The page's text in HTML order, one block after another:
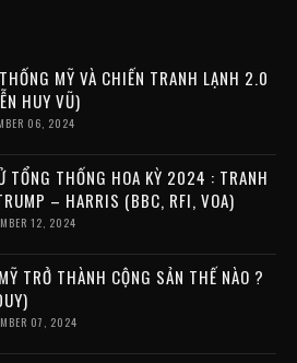
MỸ VÀ CHIẾN TRANH LẠNH 2.0
HUY VŨ)
06, 2024
TỔNG THỐNG HOA KỲ 2024 : TRANH
– HARRIS (BBC, RFI, VOA)
12, 2024
TRỞ THÀNH CỘNG SẢN THẾ NÀO ?
07, 2024